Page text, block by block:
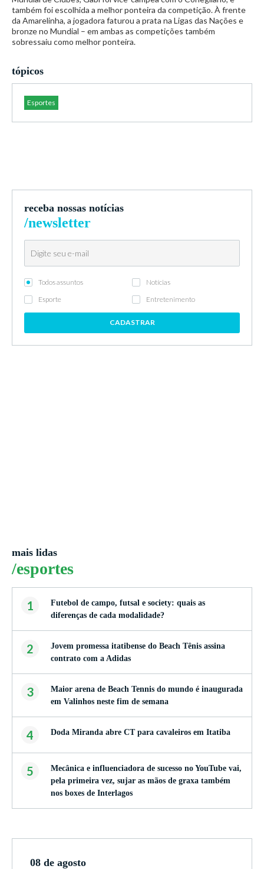
também foi escolhida a melhor ponteira da competição. À frente
da Amarelinha, a jogadora faturou a prata na Ligas das Nações e
bronze no Mundial – em ambas as competições também
sobressaiu como melhor ponteira.
tópicos
Esportes
receba nossas notícias
/newsletter
Todos assuntos
Notícias
Esporte
Entretenimento
CADASTRAR
mais lidas
/esportes
1
Futebol de campo, futsal e society: quais as
diferenças de cada modalidade?
2
Jovem promessa itatibense do Beach Tênis assina
contrato com a Adidas
3
Maior arena de Beach Tennis do mundo é inaugurada
em Valinhos neste fim de semana
4 Doda Miranda abre CT para cavaleiros em Itatiba
5
Mecânica e influenciadora de sucesso no YouTube vai,
pela primeira vez, sujar as mãos de graxa também
nos boxes de Interlagos
08 de agosto